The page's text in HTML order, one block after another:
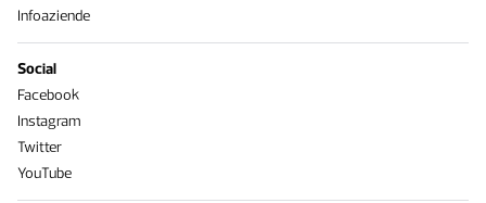
Infoaziende
Social
Facebook
Instagram
Twitter
YouTube